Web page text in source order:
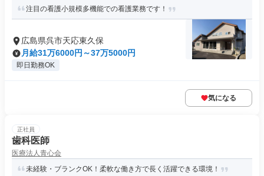
注目の看護小規模多機能での看護業務です！
広島県呉市天応東久保
月給31万6000円～37万5000円
即日勤務OK
気になる
正社員
歯科医師
医療法人青心会
未経験・ブランクOK！柔軟な働き方で長く活躍できる環境！